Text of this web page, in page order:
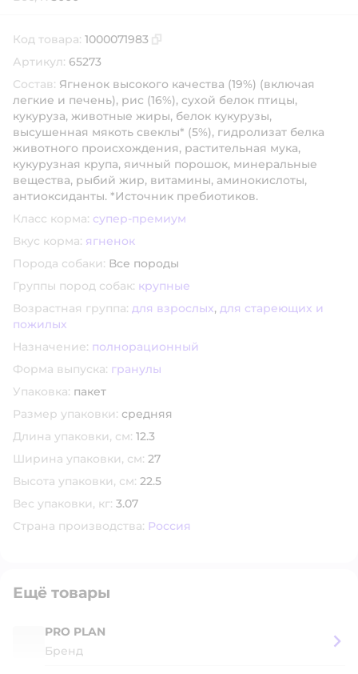
Код товара: 1000071983
Артикул: 65273
Состав: Ягненок высокого качества (19%) (включая
легкие и печень), рис (16%), сухой белок птицы,
кукуруза, животные жиры, белок кукурузы,
высушенная мякоть свеклы* (5%), гидролизат белка
животного происхождения, растительная мука,
кукурузная крупа, яичный порошок, минеральные
вещества, рыбий жир, витамины, аминокислоты,
антиоксиданты. *Источник пребиотиков.
Класс корма: супер-премиум
Вкус корма: ягненок
Порода собаки: Все породы
Группы пород собак: крупные
Возрастная группа: для взрослых, для стареющих и
пожилых
Назначение: полнорационный
Форма выпуска: гранулы
Упаковка: пакет
Размер упаковки: средняя
Длина упаковки, см: 12.3
Ширина упаковки, см: 27
Высота упаковки, см: 22.5
Вес упаковки, кг: 3.07
Страна производства: Россия
Ещё товары
PRO PLAN
Бренд